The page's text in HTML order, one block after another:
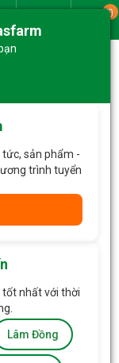
0
sản phẩm -
trình tuyển
tốt nhất với thời
Lâm Đồng